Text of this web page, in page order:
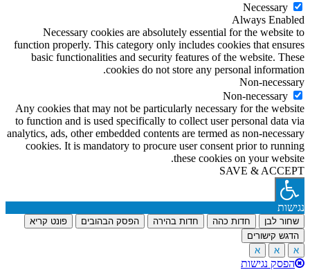
Necessary
Always Enabled
Necessary cookies are absolutely essential for the website to
function properly. This category only includes cookies that ensures
basic functionalities and security features of the website. These
cookies do not store any personal information.
Non-necessary
Non-necessary
Any cookies that may not be particularly necessary for the website
to function and is used specifically to collect user personal data via
analytics, ads, other embedded contents are termed as non-necessary
cookies. It is mandatory to procure user consent prior to running
these cookies on your website.
SAVE & ACCEPT
נגישות
שחור לבן חדות כהה חדות בהירה הפסק הבהובים
פונט קריא
הדגש קישורים
א
א א
הפסק נגישות